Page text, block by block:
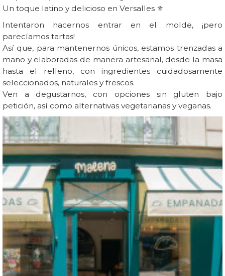
Un toque latino y delicioso en Versalles ⚜️
Intentaron hacernos entrar en el molde, ¡pero
parecíamos tartas!
Así que, para mantenernos únicos, estamos trenzadas a
mano y elaboradas de manera artesanal, desde la masa
hasta el relleno, con ingredientes cuidadosamente
seleccionados, naturales y frescos.
Ven a degustarnos, con opciones sin gluten bajo
petición, así como alternativas vegetarianas y veganas.